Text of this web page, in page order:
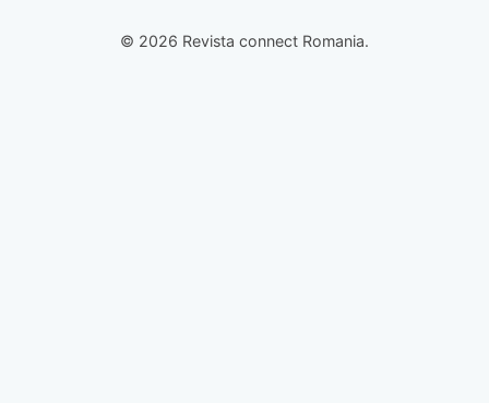
© 2026 Revista connect Romania.